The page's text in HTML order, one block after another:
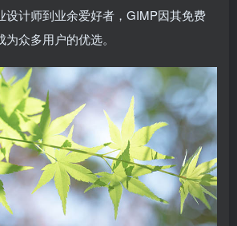
设计师到业余爱好者，GIMP因其免费
众多用户的优选。